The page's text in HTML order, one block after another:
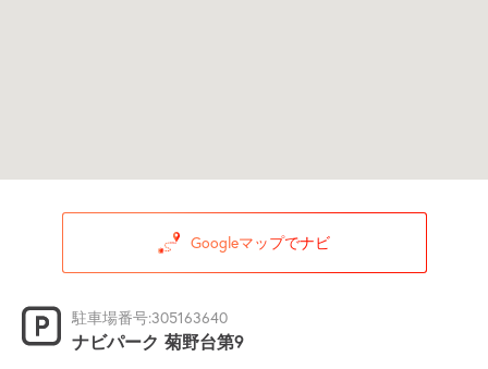
Googleマップでナビ
駐車場番号:305163640
ナビパーク 菊野台第9